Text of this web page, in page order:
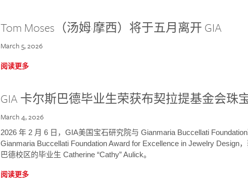
Tom Moses（汤姆·摩西）将于五月离开 GIA
March 5, 2026
阅读更多
GIA 卡尔斯巴德毕业生荣获布契拉提基金会珠
March 4, 2026
2026 年 2 月 6 日，GIA美国宝石研究院与 Gianmaria Buccellati
Gianmaria Buccellati Foundation Award for Excellence in Jewelry Design
巴德校区的毕业生 Catherine “Cathy” Aulick。
阅读更多